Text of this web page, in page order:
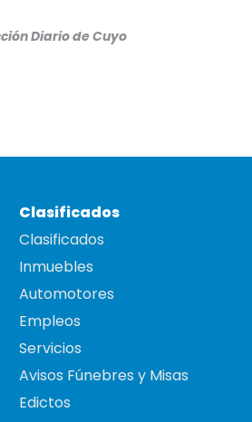
Diario de Cuyo
Clasificados
Clasificados
Inmuebles
Automotores
Empleos
Servicios
Avisos Fúnebres y Misas
Edictos